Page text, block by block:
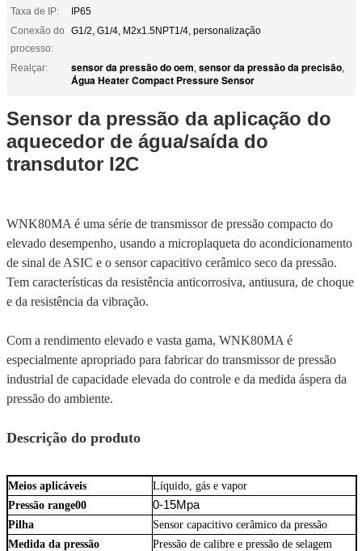
Taxa de IP:
IP65
Conexão do
processo:
G1/2, G1/4, M2x1.5NPT1/4, personalização
Realçar: sensor da pressão do oem, sensor da pressão da precisão,
Água Heater Compact Pressure Sensor
Sensor da pressão da aplicação do
aquecedor de água/saída do
transdutor I2C
WNK80MA é uma série de transmissor de pressão compacto do
elevado desempenho, usando a microplaqueta do acondicionamento
de sinal de ASIC e o sensor capacitivo cerâmico seco da pressão.
Tem características da resistência anticorrosiva, antiusura, de choque
e da resistência da vibração.
Com a rendimento elevado e vasta gama, WNK80MA é
especialmente apropriado para fabricar do transmissor de pressão
industrial de capacidade elevada do controle e da medida áspera da
pressão do ambiente.
Descrição do produto
Meios aplicáveis
Líquido, gás e vapor
Pressão range00
0-15Mpa
Pilha
Sensor capacitivo cerâmico da pressão
Medida da pressão
Pressão de calibre e pressão de selagem